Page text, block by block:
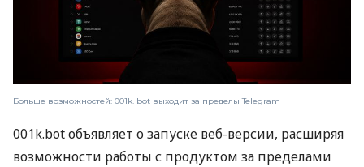
Больше возможностей: 001k. bot выходит за пределы Telegram
001k.bot объявляет о запуске веб-версии, расширяя
возможности работы с продуктом за пределами